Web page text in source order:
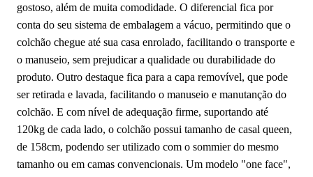
gostoso, além de muita comodidade. O diferencial fica por
conta do seu sistema de embalagem a vácuo, permitindo que o
colchão chegue até sua casa enrolado, facilitando o transporte e
o manuseio, sem prejudicar a qualidade ou durabilidade do
produto. Outro destaque fica para a capa removível, que pode
ser retirada e lavada, facilitando o manuseio e manutanção do
colchão. E com nível de adequação firme, suportando até
120kg de cada lado, o colchão possui tamanho de casal queen,
de 158cm, podendo ser utilizado com o sommier do mesmo
tamanho ou em camas convencionais. Um modelo "one face",